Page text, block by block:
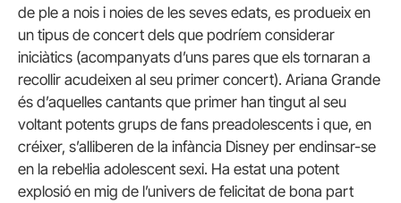
de ple a nois i noies de les seves edats, es produeix en
un tipus de concert dels que podríem considerar
iniciàtics (acompanyats d’uns pares que els tornaran a
recollir acudeixen al seu primer concert). Ariana Grande
és d’aquelles cantants que primer han tingut al seu
voltant potents grups de fans preadolescents i que, en
créixer, s’alliberen de la infància Disney per endinsar-se
en la rebel·lia adolescent sexi. Ha estat una potent
explosió en mig de l’univers de felicitat de bona part